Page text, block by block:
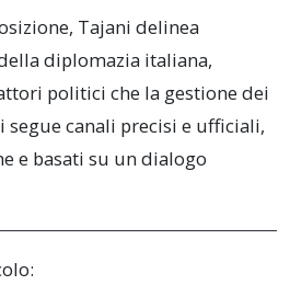
Tajani delinea
diplomazia italiana,
politici che la gestione dei
canali precisi e ufficiali,
e basati su un dialogo